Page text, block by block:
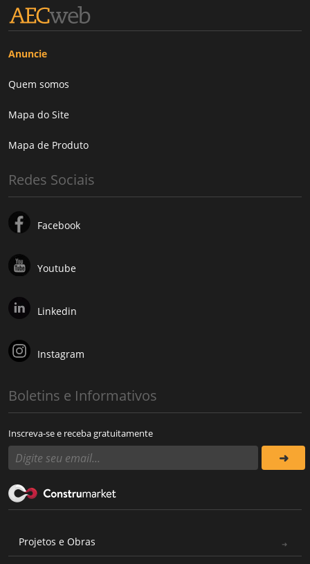
Anuncie
Quem somos
Mapa do Site
Mapa de Produto
Redes Sociais
Facebook
Youtube
Linkedin
Instagram
Boletins e Informativos
Inscreva-se e receba gratuitamente
Projetos e Obras